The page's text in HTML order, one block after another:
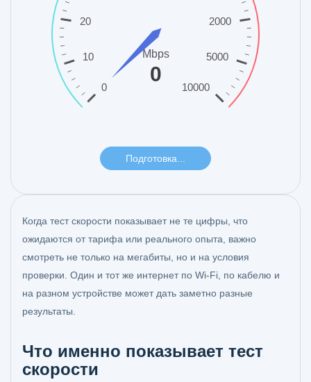
Когда тест скорости показывает не те цифры, что
ожидаются от тарифа или реального опыта, важно
смотреть не только на мегабиты, но и на условия
проверки. Один и тот же интернет по Wi-Fi, по кабелю и
на разном устройстве может дать заметно разные
результаты.
Что именно показывает тест
скорости